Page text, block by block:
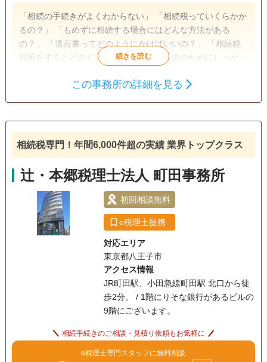
「相続の手続きがよくわからない」 「相続税っていくらかか
るの？」 「もめずに相続する場合にはどんな方法がある
の？」 「遺言書ってどのようにかけばいいの？」 「相続税
対策をするとどのくらい違うの？」 「子供のためにしっかり
相談下さい！ 相談はご納得いくまで何度でも無料です。
相続税申告
訪問可 初回相談無料
この事務所の詳細を見る
相続税専門！年間6,000件超の実績 業界トップクラス
辻・本郷税理士法人 町田事務所
初回相談無料
e税理士提携
対応エリア
東京都八王子市
アクセス情報
JR町田駅、小田急線町田駅 北口から徒
歩2分。 / 1階にりそな銀行があるビルの
9階にございます。
相続手続きのご相談・見積り依頼もお気軽に
e税理士専門スタッフに無料相談